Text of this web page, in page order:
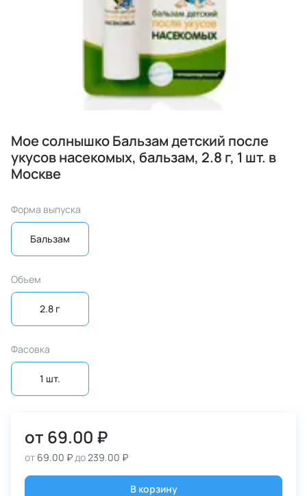
Мое солнышко Бальзам детский после
укусов насекомых, бальзам, 2.8 г, 1 шт. в
Москве
Форма выпуска
Бальзам
Объем
2.8 г
Фасовка
1 шт.
от 69.00 ₽
от 69.00 ₽до239.00 ₽
В корзину